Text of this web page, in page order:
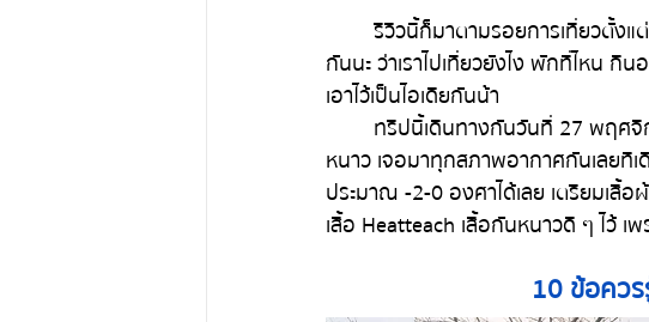
	รีวิวนี้ก็มาตามรอยการเที่ยวตั้งแต่
กันนะ ว่าเราไปเที่ยวยังไง พักที่ไหน กิ
เอาไว้เป็นไอเดียกันน้า
หนาว เจอมาทุกสภาพอากาศกันเลยที
ประมาณ -2-0 องศาได้เลย เตรียมเสื้อ
เสื้อ Heatteach เสื้อกันหนาวดี ๆ ไว้ เ
10 ข้อคว